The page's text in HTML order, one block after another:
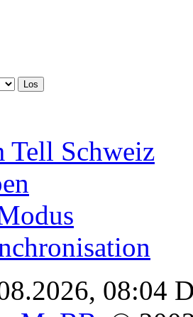
Tell Schweiz
08:04